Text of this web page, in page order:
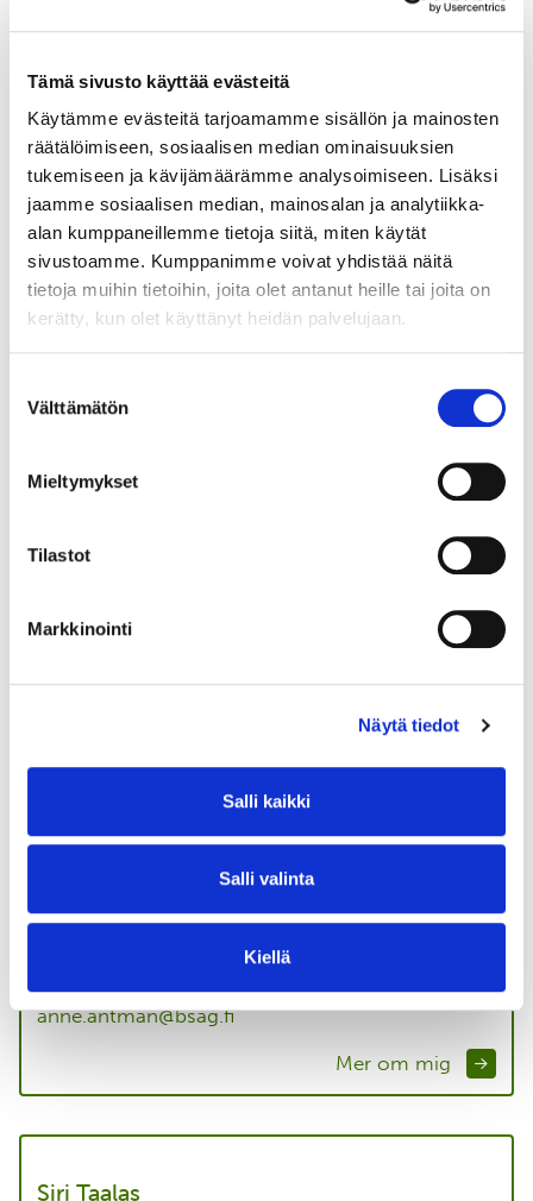
Tämä sivusto käyttää evästeitä
Käytämme evästeitä tarjoamamme sisällön ja mainosten
räätälöimiseen, sosiaalisen median ominaisuuksien
tukemiseen ja kävijämäärämme analysoimiseen. Lisäksi
jaamme sosiaalisen median, mainosalan ja analytiikka-
alan kumppaneillemme tietoja siitä, miten käytät
sivustoamme. Kumppanimme voivat yhdistää näitä
tietoja muihin tietoihin, joita olet antanut heille tai joita on
kerätty, kun olet käyttänyt heidän palvelujaan.
valinta
Välttämätön
Mieltymykset
Tilastot
Markkinointi
Näytä tiedot
Salli kaikki
Salli valinta
Kiellä
anton.lehtinen@bsag.fi
Elisa Vainio
Vetenskapsexpert
+358 40 151 2146
elisa.vainio@bsag.fi
Kirsi Brück
+358 40 012 9558
Projektchef, regenerativt jordbruk, EU-ärenden
kaj.granholm@bsag.fi
Projektchef, regenerativt jordbruk
anne.antman@bsag.fi
Mer om mig
Siri Taalas